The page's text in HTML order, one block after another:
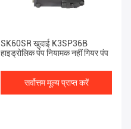
SK60SR खुदाई K3SP36B
हाइड्रोलिक पंप नियामक नहीं गियर पंप
सर्वोत्तम मूल्य प्राप्त करें